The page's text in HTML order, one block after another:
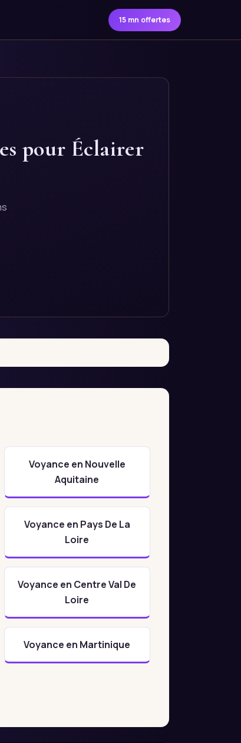
15 mn offertes
pour Éclairer
Voyance en Nouvelle
Aquitaine
Voyance en Pays De La
Loire
Voyance en Centre Val De
Loire
Voyance en Martinique